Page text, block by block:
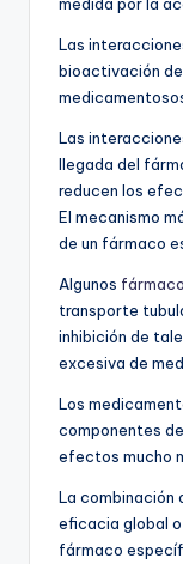
Las
bioactivación
Las
llegada del
reducen los
El mecanismo
de un fármaco
Algunos
transporte
inhibición de
excesiva de
Los
componentes
efectos mucho
La combinación
eficacia global
fármaco